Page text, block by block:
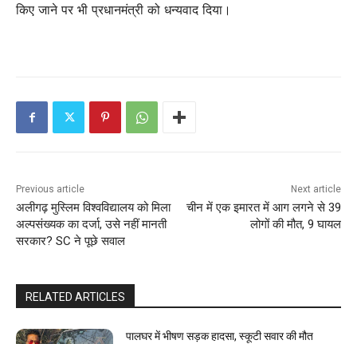
किए जाने पर भी प्रधानमंत्री को धन्यवाद दिया।
Previous article
अलीगढ़ मुस्लिम विश्वविद्यालय को मिला
अल्पसंख्यक का दर्जा, उसे नहीं मानती
सरकार? SC ने पूछे सवाल
Next article
चीन में एक इमारत में आग लगने से 39
लोगों की मौत, 9 घायल
RELATED ARTICLES
पालघर में भीषण सड़क हादसा, स्कूटी सवार की मौत